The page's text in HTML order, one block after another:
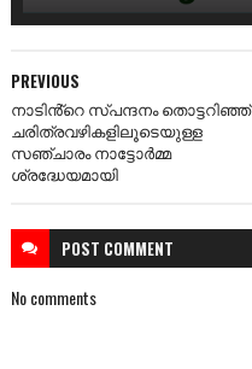
PREVIOUS
നാടിൻ്റെ സ്പന്ദനം തൊട്ടറിഞ്ഞ്
ചരിത്രവഴികളിലൂടെയുള്ള
സഞ്ചാരം നാട്ടോർമ്മ
ശ്രദ്ധേയമായി
POST COMMENT
No comments